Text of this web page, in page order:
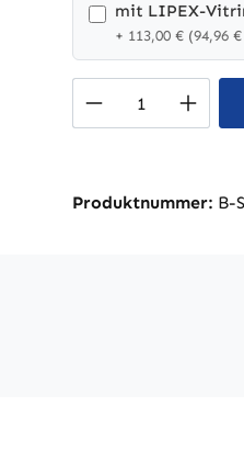
mit LIPEX-
+ 113,00 € (94,96
Produkt
Produktnummer: B-